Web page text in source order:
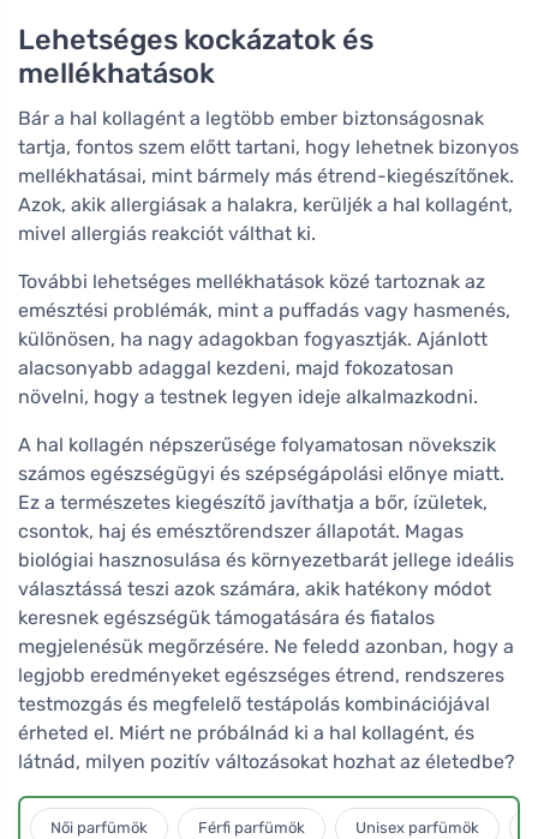
Lehetséges kockázatok és
mellékhatások
Bár a hal kollagént a legtöbb ember biztonságosnak
tartja, fontos szem előtt tartani, hogy lehetnek bizonyos
mellékhatásai, mint bármely más étrend-kiegészítőnek.
Azok, akik allergiásak a halakra, kerüljék a hal kollagént,
mivel allergiás reakciót válthat ki.
További lehetséges mellékhatások közé tartoznak az
emésztési problémák, mint a puffadás vagy hasmenés,
különösen, ha nagy adagokban fogyasztják. Ajánlott
alacsonyabb adaggal kezdeni, majd fokozatosan
növelni, hogy a testnek legyen ideje alkalmazkodni.
A hal kollagén népszerűsége folyamatosan növekszik
számos egészségügyi és szépségápolási előnye miatt.
Ez a természetes kiegészítő javíthatja a bőr, ízületek,
csontok, haj és emésztőrendszer állapotát. Magas
biológiai hasznosulása és környezetbarát jellege ideális
választássá teszi azok számára, akik hatékony módot
keresnek egészségük támogatására és fiatalos
megjelenésük megőrzésére. Ne feledd azonban, hogy a
legjobb eredményeket egészséges étrend, rendszeres
testmozgás és megfelelő testápolás kombinációjával
érheted el. Miért ne próbálnád ki a hal kollagént, és
látnád, milyen pozitív változásokat hozhat az életedbe?
Női parfümök Férfi parfümök Unisex parfümök